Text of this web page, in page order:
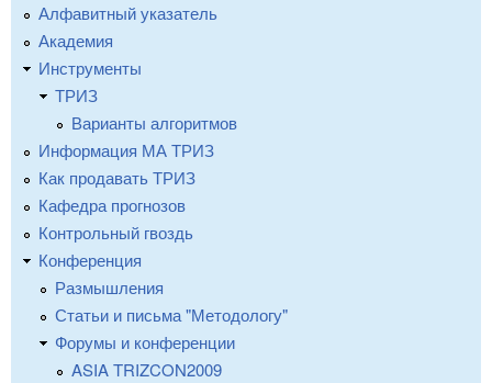
Алфавитный указатель
Академия
Инструменты
ТРИЗ
Варианты алгоритмов
Информация МА ТРИЗ
Как продавать ТРИЗ
Кафедра прогнозов
Контрольный гвоздь
Конференция
Размышления
Статьи и письма "Методологу"
Форумы и конференции
ASIA TRIZCON2009